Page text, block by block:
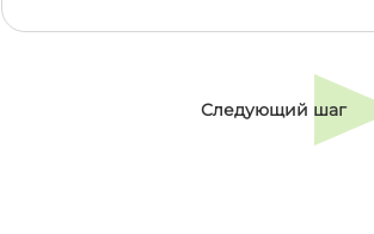
Следующий шаг